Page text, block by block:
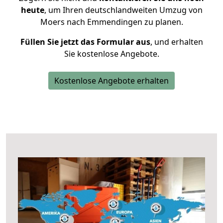
heute, um Ihren deutschlandweiten Umzug von
Moers nach Emmendingen zu planen.
Füllen Sie jetzt das Formular aus, und erhalten
Sie kostenlose Angebote.
Kostenlose Angebote erhalten